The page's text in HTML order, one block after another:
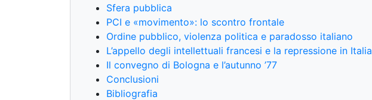
Sfera pubblica
PCI e «movimento»: lo scontro frontale
Ordine pubblico, violenza politica e paradosso italiano
L’appello degli intellettuali francesi e la repressione in Italia
Il convegno di Bologna e l’autunno ’77
Conclusioni
Bibliografia